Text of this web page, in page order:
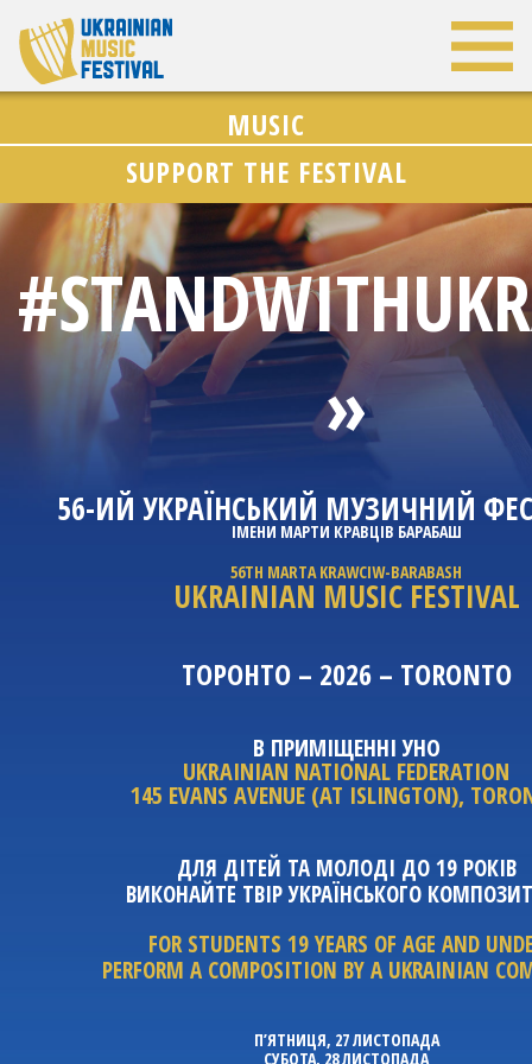
MUSIC
SUPPORT THE FESTIVAL
»
56-ИЙ УКРАЇНСЬКИЙ МУЗИЧНИЙ
ІМЕНИ МАРТИ КРАВЦІВ БАРАБАШ
56TH MARTA KRAWCIW-BARABASH
UKRAINIAN MUSIC FESTIVAL
ТОРОНТО – 2026 – TORONTO
В ПРИМІЩЕННІ УНО
UKRAINIAN NATIONAL FEDERATION
145 EVANS AVENUE (AT ISLINGTON),
ДЛЯ ДІТЕЙ ТА МОЛОДІ ДО 19 РОКІВ
ВИКОНАЙТЕ ТВІР УКРАЇНСЬКОГО
FOR STUDENTS 19 YEARS OF AGE AND
PERFORM A COMPOSITION BY A UKRAINIAN
П’ЯТНИЦЯ, 27 ЛИСТОПАДА
СУБОТА, 28 ЛИСТОПАДА